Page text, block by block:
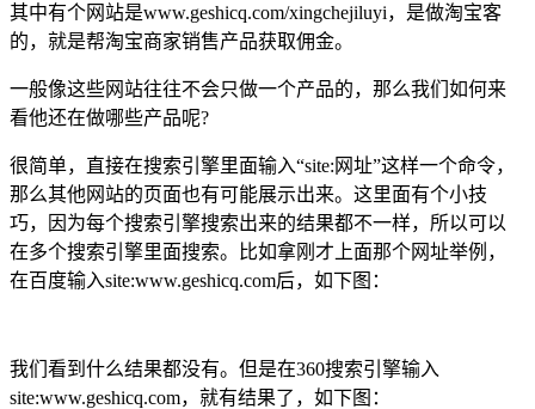
其中有个网站是www.geshicq.com/xingchejiluyi，是做淘宝客
的，就是帮淘宝商家销售产品获取佣金。
一般像这些网站往往不会只做一个产品的，那么我们如何来
看他还在做哪些产品呢?
很简单，直接在搜索引擎里面输入“site:网址”这样一个命令，
那么其他网站的页面也有可能展示出来。这里面有个小技
巧，因为每个搜索引擎搜索出来的结果都不一样，所以可以
在多个搜索引擎里面搜索。比如拿刚才上面那个网址举例，
在百度输入site:www.geshicq.com后，如下图：
我们看到什么结果都没有。但是在360搜索引擎输入
site:www.geshicq.com，就有结果了，如下图：